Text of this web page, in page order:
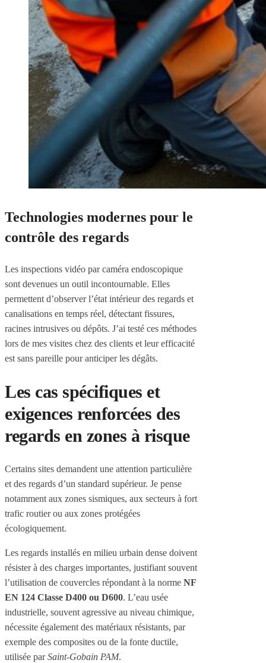
Technologies modernes pour le
contrôle des regards
Les inspections vidéo par caméra endoscopique
sont devenues un outil incontournable. Elles
permettent d’observer l’état intérieur des regards et
canalisations en temps réel, détectant fissures,
racines intrusives ou dépôts. J’ai testé ces méthodes
lors de mes visites chez des clients et leur efficacité
est sans pareille pour anticiper les dégâts.
Les cas spécifiques et
exigences renforcées des
regards en zones à risque
Certains sites demandent une attention particulière
et des regards d’un standard supérieur. Je pense
notamment aux zones sismiques, aux secteurs à fort
trafic routier ou aux zones protégées
écologiquement.
Les regards installés en milieu urbain dense doivent
résister à des charges importantes, justifiant souvent
l’utilisation de couvercles répondant à la norme NF
EN 124 Classe D400 ou D600. L’eau usée
industrielle, souvent agressive au niveau chimique,
nécessite également des matériaux résistants, par
exemple des composites ou de la fonte ductile,
utilisée parSaint-Gobain PAM.